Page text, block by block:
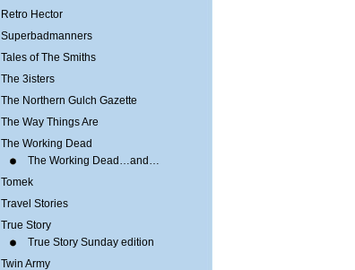
Retro Hector
Superbadmanners
Tales of The Smiths
The 3isters
The Northern Gulch Gazette
The Way Things Are
The Working Dead
The Working Dead…and…
Tomek
Travel Stories
True Story
True Story Sunday edition
Twin Army